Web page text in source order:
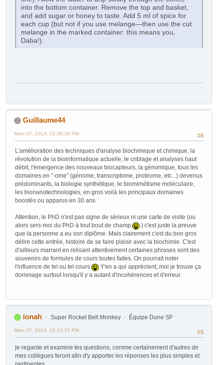
into the bottom container. Remove the top and basket,
and add sugar or honey to taste. Add 5 ml of spice for
each cup (but not if you use melange—then use the cut
melange in the marked container: this means you,
Daba!).
Guillaume44
#6
Mars 07, 2014, 02:30:36 PM
L'amélioration des techniques d'analyse biochimique et chimique, la
révolution de la bioinformatique actuelle, le criblage et analyses haut
débit, l'émergence des nouveaux biocapteurs, la génomique, tous les
domaines en "-ome" (génome, transcriptome, protéome, etc...) devenus
prédominants, la biologie synthétique, le biomimétisme moléculaire,
les bionanotechnologies, en gros voilà les principaux domaines
boostés ou apparus en 30 ans.
Attention, le PhD n'est pas signe de sérieux ni une carte de visite (ou
alors sers-moi du PhD à tout bout de champ
) c'est juste la preuve
que la personne a eu son diplôme. Mais clairement c'est du bon gros
délire cette entrée, histoire de se faire plaisir avec la biochimie. C'est
d'ailleurs marrant en relisant attentivement certaines phrases sont des
souvenirs de formules de cours toutes faites. On pourrait noter
l'influence de tel ou tel cours
Y'en a qui apprécient, moi je trouve ça
dommage surtout lorsqu'il y a autant d'incohérences et d'erreur.
ionah Super Rocket Belt Monkey Équipe Dune SF
#5
Mars 07, 2014, 02:12:15 PM
je regarde et examine tes questions, comme certainement d'autres de
mes collègues feront afin d'y apporter les réponses les plus simples et